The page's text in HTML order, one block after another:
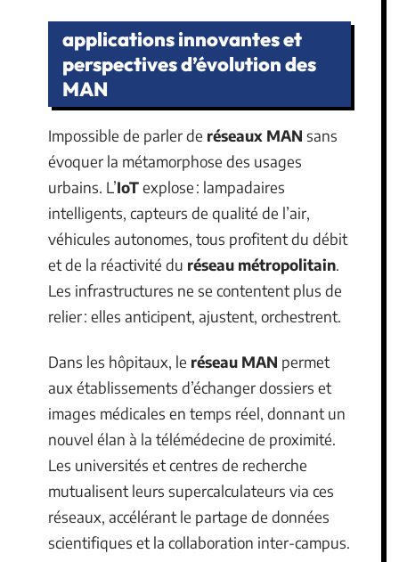
applications innovantes et
perspectives d’évolution des
MAN
Impossible de parler de réseaux MAN sans
évoquer la métamorphose des usages
urbains. L’IoTexplose : lampadaires
intelligents, capteurs de qualité de l’air,
véhicules autonomes, tous profitent du débit
et de la réactivité du réseau métropolitain.
Les infrastructures ne se contentent plus de
relier : elles anticipent, ajustent, orchestrent.
Dans les hôpitaux, le réseau MAN permet
aux établissements d’échanger dossiers et
images médicales en temps réel, donnant un
nouvel élan à la télémédecine de proximité.
Les universités et centres de recherche
mutualisent leurs supercalculateurs via ces
réseaux, accélérant le partage de données
scientifiques et la collaboration inter-campus.